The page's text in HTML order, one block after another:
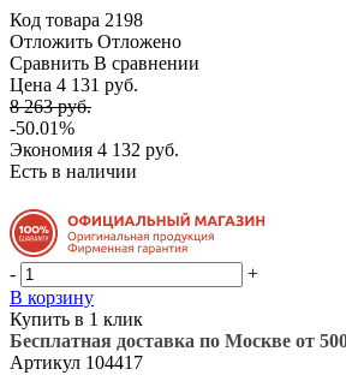
Код товара 2198
Отложить Отложено
Сравнить В сравнении
Цена 4 131 руб.
8 263 руб.
-50.01%
Экономия 4 132 руб.
Есть в наличии
-
+
В корзину
Купить в 1 клик
Бесплатная доставка по Москве от
Артикул 104417